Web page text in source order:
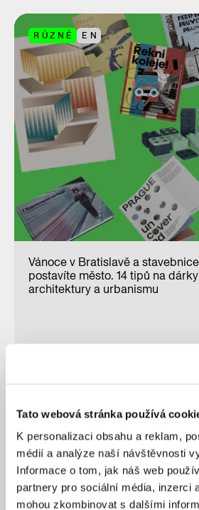
Tato webová stránka používá
K personalizaci obsahu a reklam,
médií a analýze naší návštěvnosti
Informace o tom, jak náš web
partnery pro sociální média, inzerci
mohou zkombinovat s dalšími
RŮZNÉ EN
28 2025
Vánoce v Bratislavě a
postavíte město. 14 tipů na
architektury a urbanismu